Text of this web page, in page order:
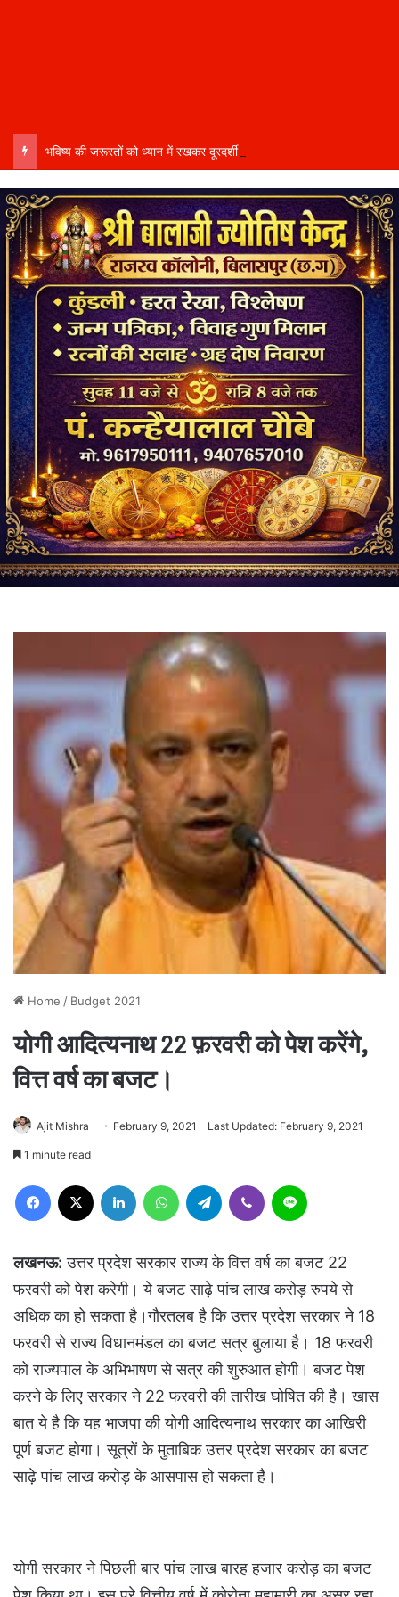
Home / Budget 2021
योगी आदित्यनाथ 22 फ़रवरी को पेश करेंगे,
वित्त वर्ष का बजट।
Ajit Mishra February 9, 2021 Last Updated: February 9, 2021
1 minute read
Facebook LinkedIn WhatsAppTelegram Viber
लखनऊ: उत्तर प्रदेश सरकार राज्य के वित्त वर्ष का बजट 22
फरवरी को पेश करेगी। ये बजट साढ़े पांच लाख करोड़ रुपये से
अधिक का हो सकता है।गौरतलब है कि उत्तर प्रदेश सरकार ने 18
फरवरी से राज्य विधानमंडल का बजट सत्र बुलाया है। 18 फरवरी
को राज्यपाल के अभिभाषण से सत्र की शुरुआत होगी। बजट पेश
करने के लिए सरकार ने 22 फरवरी की तारीख घोषित की है। खास
बात ये है कि यह भाजपा की योगी आदित्यनाथ सरकार का आखिरी
पूर्ण बजट होगा। सूत्रों के मुताबिक उत्तर प्रदेश सरकार का बजट
साढ़े पांच लाख करोड़ के आसपास हो सकता है।
योगी सरकार ने पिछली बार पांच लाख बारह हजार करोड़ का बजट